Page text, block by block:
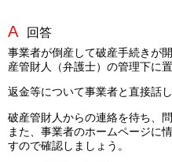
回答
事業者が倒産して破産手続きが
産管財人（弁護士）の管理下に置
返金等について事業者と直接話
破産管財人からの連絡を待ち、問
また、事業者のホームページに
すので確認しましょう。